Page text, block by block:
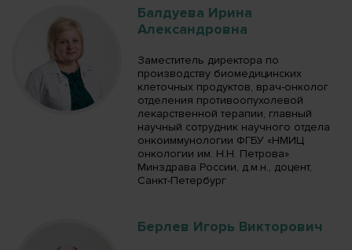
Балдуева Ирина
Александровна
Заместитель директора по
производству биомедицинских
клеточных продуктов, врач-онколог
отделения противоопухолевой
лекарственной терапии, главный
научный сотрудник научного отдела
онкоиммунологии ФГБУ «НМИЦ
онкологии им. Н.Н. Петрова»
Минздрава России, д.м.н., доцент,
Санкт-Петербург
Берлев Игорь Викторович